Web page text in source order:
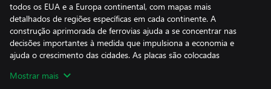
todos os EUA e a Europa continental, com mapas mais
detalhados de regiões específicas em cada continente. A
construção aprimorada de ferrovias ajuda a se concentrar nas
decisões importantes à medida que impulsiona a economia e
ajuda o crescimento das cidades. As placas são colocadas
estações de trem expansíveis agora podem comportar 8 trilhos.
Mostrar mais